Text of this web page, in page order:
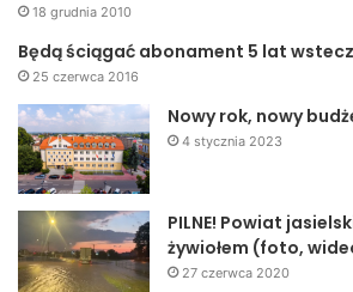
18 grudnia 2010
Będą ściągać abonament 5 lat wstecz
25 czerwca 2016
Nowy rok, nowy
4 stycznia 2023
PILNE! Powiat
żywiołem (foto,
27 czerwca 2020